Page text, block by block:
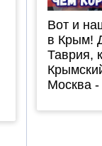
Вот и
в Крым!
Таврия,
Москва